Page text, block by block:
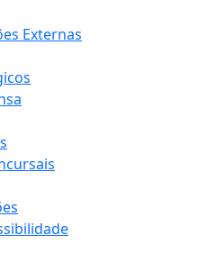
Externas